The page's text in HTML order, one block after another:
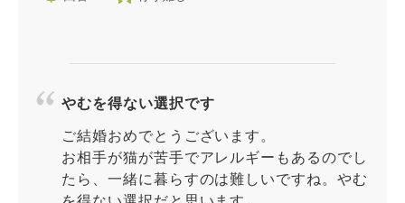
やむを得ない選択です
ご結婚おめでとうございます。
お相手が猫が苦手でアレルギーもあるのでし
たら、一緒に暮らすのは難しいですね。やむ